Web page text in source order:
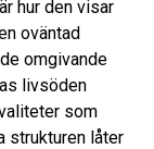
hur den visar
oväntad
omgivande
livsöden
som
strukturen låter